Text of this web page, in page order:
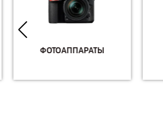
ФОТОАППАРАТЫ